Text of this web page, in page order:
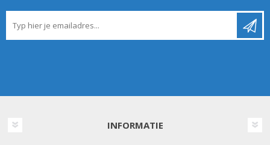
INFORMATIE